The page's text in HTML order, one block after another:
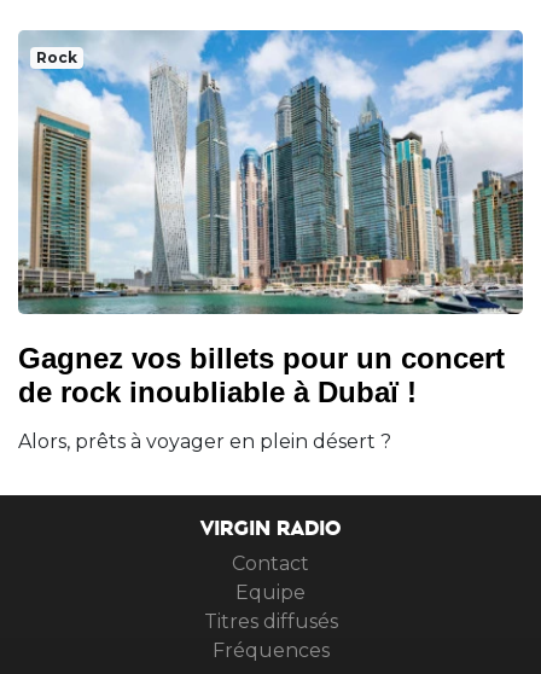
Rock
Gagnez vos billets pour un concert
de rock inoubliable à Dubaï !
Alors, prêts à voyager en plein désert ?
VIRGIN RADIO
Contact
Equipe
Titres diffusés
Fréquences